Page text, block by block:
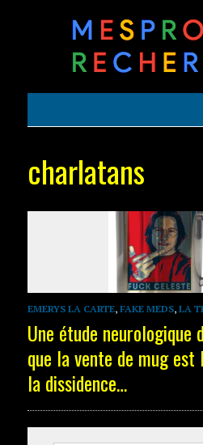
charlatans
EMERYS LA CARTE, FAKE MEDS, LA
Une étude neurologique
que la vente de mug est
la dissidence…